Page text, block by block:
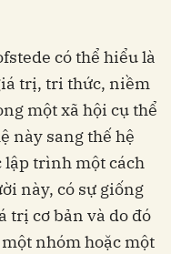
có thể hiểu là
trị, tri thức, niềm
một xã hội cụ thể
này sang thế hệ
trình một cách
này, có sự giống
trị cơ bản và do đó
nhóm hoặc một